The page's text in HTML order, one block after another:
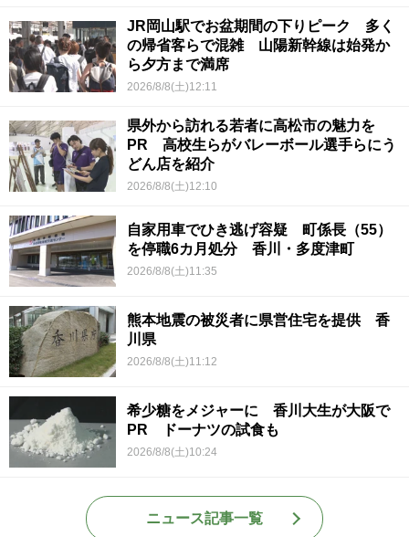
JR岡山駅でお盆期間の下りピーク 多く
の帰省客らで混雑 山陽新幹線は始発か
ら夕方まで満席
2026/8/8(土)12:11
県外から訪れる若者に高松市の魅力を
PR 高校生らがバレーボール選手らにう
どん店を紹介
2026/8/8(土)12:10
自家用車でひき逃げ容疑 町係長（55）
を停職6カ月処分 香川・多度津町
2026/8/8(土)11:35
熊本地震の被災者に県営住宅を提供 香
川県
2026/8/8(土)11:12
希少糖をメジャーに 香川大生が大阪で
PR ドーナツの試食も
2026/8/8(土)10:24
ニュース記事一覧